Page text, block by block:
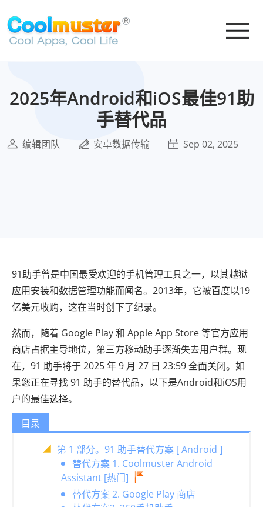
2025年Android和iOS最佳91助
手替代品
编辑团队 安卓数据传输 Sep 02, 2025
91助手曾是中国最受欢迎的手机管理工具之一，以其越狱
应用安装和数据管理功能而闻名。2013年，它被百度以19
亿美元收购，这在当时创下了纪录。
然而，随着 Google Play 和 Apple App Store 等官方应用
商店占据主导地位，第三方移动助手逐渐失去用户群。现
在，91 助手将于 2025 年 9 月 27 日 23:59 全面关闭。如
果您正在寻找 91 助手的替代品，以下是Android和iOS用
户的最佳选择。
目录
第 1 部分。91 助手替代方案 [ Android ]
替代方案 1. Coolmuster Android
Assistant [热门]
替代方案 2. Google Play 商店